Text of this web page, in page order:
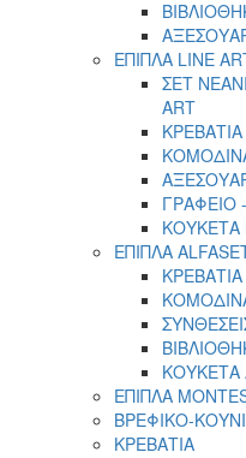
ΕΠΙΠΛΑ LINE
ΣΕΤ
ART
ΚΡΕΒΑΤΙΑ
ΓΡΑΦΕΙΟ
ΚΟΥΚΕΤΑ
ΕΠΙΠΛΑ
ΚΡΕΒΑΤΙΑ
ΚΟΥΚΕΤΑ
ΕΠΙΠΛΑ
ΒΡΕΦΙΚΟ-
ΚΡΕΒΑΤΙΑ